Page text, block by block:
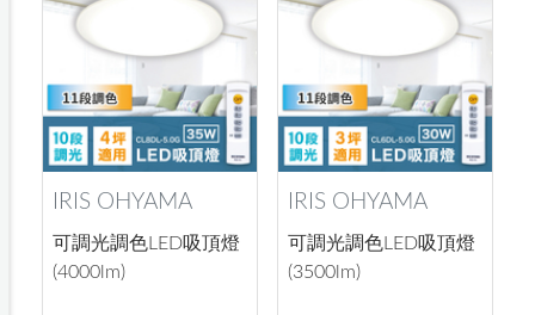
IRIS OHYAMA
可調光調色LED吸頂燈
(4000lm)
IRIS OHYAMA
可調光調色LED吸頂燈
(3500lm)